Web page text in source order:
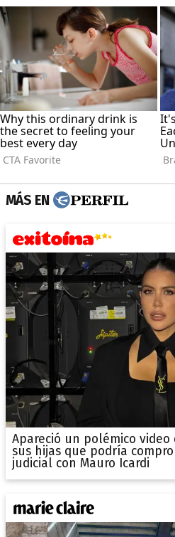
MÁS EN
Apareció un polémico video
sus hijas que podría
judicial con Mauro Icardi